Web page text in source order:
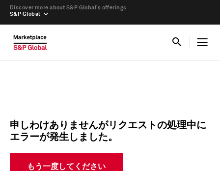
S&P Global
Discover more about S&P Global’s offerings
申しわけありませんがリクエストの処理中に
エラーが発生しました。
もう一度してください